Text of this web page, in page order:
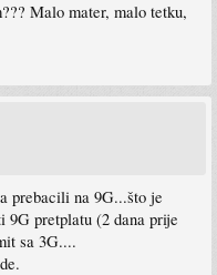
Malo mater, malo tetku,
prebacili na 9G...što je
9G pretplatu (2 dana prije
sa 3G....